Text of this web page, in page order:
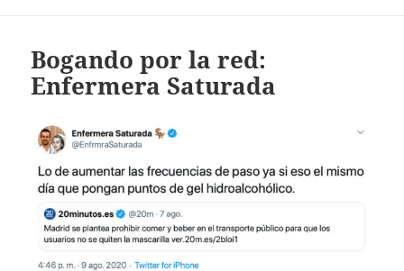
Bogando por la red:
Enfermera Saturada